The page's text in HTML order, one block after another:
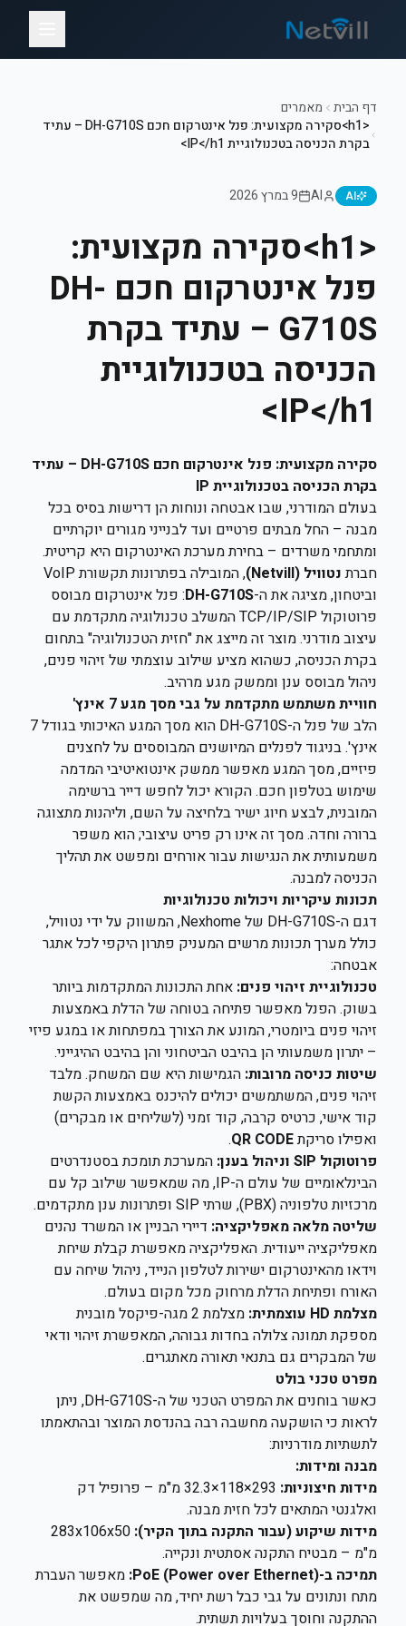
דף הבית
מאמרים
<h1>סקירה מקצועית: פנל אינטרקום חכם DH-G710S – עתיד
בקרת הכניסה בטכנולוגיית IP</h1>
AI
AI 9 במרץ 2026
<h1>סקירה מקצועית:
פנל אינטרקום חכם DH-
G710S – עתיד בקרת
הכניסה בטכנולוגיית
IP</h1>
סקירה מקצועית: פנל אינטרקום חכם DH-G710S – עתיד
בקרת הכניסה בטכנולוגיית IP
בעולם המודרני, שבו אבטחה ונוחות הן דרישות בסיס בכל
מבנה – החל מבתים פרטיים ועד לבנייני מגורים יוקרתיים
ומתחמי משרדים – בחירת מערכת האינטרקום היא קריטית.
חברתנטוויל (Netvill)
, המובילה בפתרונות תקשורת VoIP
וביטחון, מציגה את ה-DH-G710S: פנל אינטרקום מבוסס
פרוטוקול TCP/IP/SIP המשלב טכנולוגיה מתקדמת עם
עיצוב מודרני. מוצר זה מייצג את "חזית הטכנולוגיה" בתחום
בקרת הכניסה, כשהוא מציע שילוב עוצמתי של זיהוי פנים,
ניהול מבוסס ענן וממשק מגע מרהיב.
חוויית משתמש מתקדמת על גבי מסך מגע 7 אינץ'
הלב של פנל ה-DH-G710S הוא מסך המגע האיכותי בגודל 7
אינץ'. בניגוד לפנלים המיושנים המבוססים על לחצנים
פיזיים, מסך המגע מאפשר ממשק אינטואיטיבי המדמה
שימוש בטלפון חכם. הקורא יכול לחפש דייר ברשימה
המובנית, לבצע חיוג ישיר בלחיצה על השם, וליהנות מתצוגה
ברורה וחדה. מסך זה אינו רק פריט עיצובי; הוא משפר
משמעותית את הנגישות עבור אורחים ומפשט את תהליך
הכניסה למבנה.
תכונות עיקריות ויכולות טכנולוגיות
דגם ה-DH-G710S של Nexhome, המשווק על ידי נטוויל,
כולל מערך תכונות מרשים המעניק פתרון היקפי לכל אתגר
אבטחה:
טכנולוגיית זיהוי פנים: אחת התכונות המתקדמות ביותר
בשוק. הפנל מאפשר פתיחה בטוחה של הדלת באמצעות
זיהוי פנים ביומטרי, המונע את הצורך במפתחות או במגע פיזי
– יתרון משמעותי הן בהיבט הביטחוני והן בהיבט ההיגייני.
שיטות כניסה מרובות: הגמישות היא שם המשחק. מלבד
זיהוי פנים, המשתמשים יכולים להיכנס באמצעות הקשת
קוד אישי, כרטיס קרבה, קוד זמני (לשליחים או מבקרים)
ואפילו סריקתQR CODE
.
פרוטוקול SIP וניהול בענן:
המערכת תומכת בסטנדרטים
הבינלאומיים של עולם ה-IP, מה שמאפשר שילוב קל עם
מרכזיות טלפוניה (PBX), שרתי SIP ופתרונות ענן מתקדמים.
שליטה מלאה מאפליקציה: דיירי הבניין או המשרד נהנים
מאפליקציה ייעודית. האפליקציה מאפשרת קבלת שיחת
וידאו מהאינטרקום ישירות לטלפון הנייד, ניהול שיחה עם
האורח ופתיחת הדלת מרחוק מכל מקום בעולם.
מצלמת HD עוצמתית:
מצלמת 2 מגה-פיקסל מובנית
מספקת תמונה צלולה בחדות גבוהה, המאפשרת זיהוי ודאי
של המבקרים גם בתנאי תאורה מאתגרים.
מפרט טכני בולט
כאשר בוחנים את המפרט הטכני של ה-DH-G710S, ניתן
לראות כי הושקעה מחשבה רבה בהנדסת המוצר ובהתאמתו
לתשתיות מודרניות:
מבנה ומידות:
מידות חיצוניות:
293×118×32.3 מ"מ – פרופיל דק
ואלגנטי המתאים לכל חזית מבנה.
מידות שיקוע (עבור התקנה בתוך הקיר): 283x106x50
מ"מ – מבטיח התקנה אסתטית ונקייה.
תמיכה ב-PoE (Power over Ethernet):
מאפשר העברת
מתח ונתונים על גבי כבל רשת יחיד, מה שמפשט את
ההתקנה וחוסך בעלויות תשתית.